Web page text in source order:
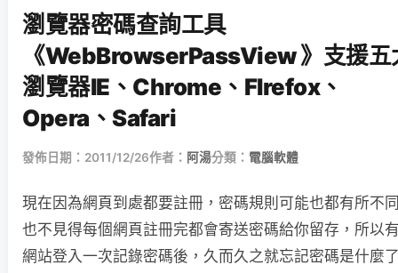
瀏覽器密碼查詢工具
《WebBrowserPassView 》支援五
瀏覽器IE、Chrome、FIrefox、
Opera、Safari
發佈日期：2011/12/26作者： 阿湯分類： 電腦軟體
現在因為網頁到處都要註冊，密碼規則可能也都有所不
也不見得每個網頁註冊完都會寄送密碼給你留存，所以
網站登入一次記錄密碼後，久而久之就忘記密碼是什麼